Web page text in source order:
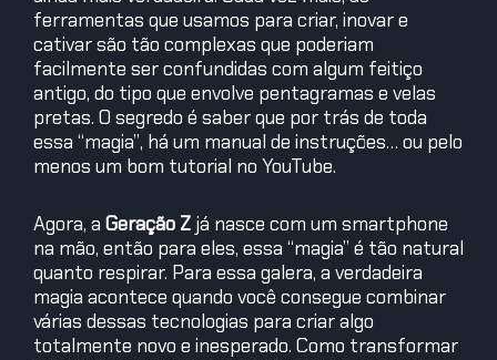
ferramentas que usamos para criar, inovar e
cativar são tão complexas que poderiam
facilmente ser confundidas com algum feitiço
antigo, do tipo que envolve pentagramas e velas
pretas. O segredo é saber que por trás de toda
essa “magia”, há um manual de instruções… ou pelo
menos um bom tutorial no YouTube.
Agora, a Geração Z já nasce com um smartphone
na mão, então para eles, essa “magia” é tão natural
quanto respirar. Para essa galera, a verdadeira
magia acontece quando você consegue combinar
várias dessas tecnologias para criar algo
totalmente novo e inesperado. Como transformar